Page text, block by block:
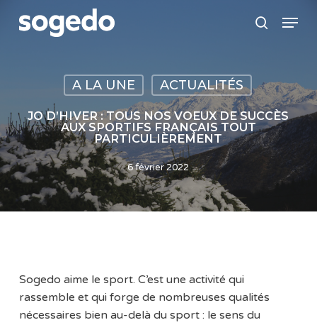
search
Menu
A LA UNE ACTUALITÉS
JO D’HIVER : TOUS NOS VOEUX DE SUCCÈS
AUX SPORTIFS FRANÇAIS TOUT
PARTICULIÈREMENT
6 février 2022
Sogedo aime le sport. C’est une activité qui
rassemble et qui forge de nombreuses qualités
nécessaires bien au-delà du sport : le sens du